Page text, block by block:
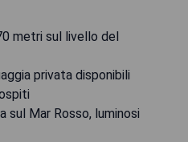
metri sul livello del
privata disponibili
sul Mar Rosso, luminosi